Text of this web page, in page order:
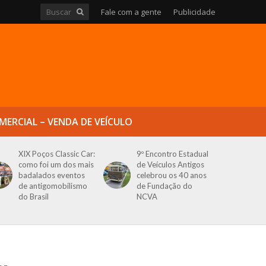
Fale com a gente Publicidade
– VENDA DE VEÍCULO
XIX Poços Classic Car:
como foi um dos mais
badalados eventos
de antigomobilismo
do Brasil
9º Encontro Estadual
de Veículos Antigos
celebrou os 40 anos
de Fundação do
NCVA